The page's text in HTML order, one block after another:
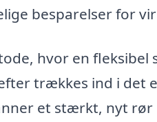
besparelser for
hvor en fleksibel
trækkes ind i det
et stærkt, nyt rør